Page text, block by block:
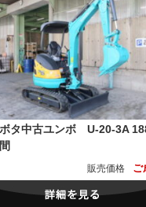
タ中古ユンボ U-20-3A
販売価格 ご